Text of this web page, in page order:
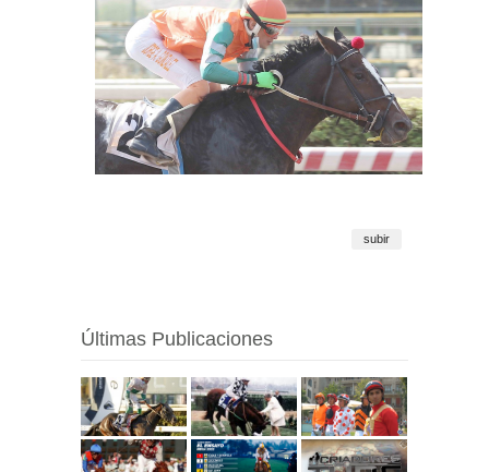
subir
Últimas Publicaciones